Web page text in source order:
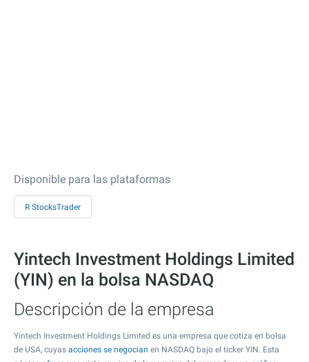
Disponible para las plataformas
R StocksTrader
Yintech Investment Holdings Limited
(YIN) en la bolsa NASDAQ
Descripción de la empresa
Yintech Investment Holdings Limited es una empresa que cotiza en bolsa
de USA, cuyas acciones se negocian en NASDAQ bajo el ticker YIN. Esta